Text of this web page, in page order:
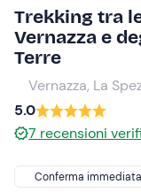
and
select
a
Press
the
question
key
Bambini
25 €
Trekking tra
Vernazza e
Terre
Vernazza, La
5.0
7 recensioni
Conferma immediata